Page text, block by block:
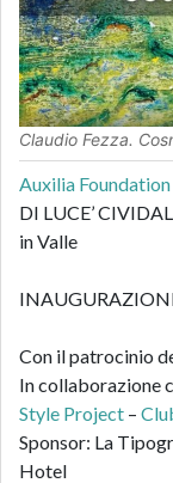
Claudio Fezza.
Auxilia Foundation
DI LUCE’
in Valle
Con il patrocinio
In collaborazione
Style Project –
Sponsor: La
Hotel